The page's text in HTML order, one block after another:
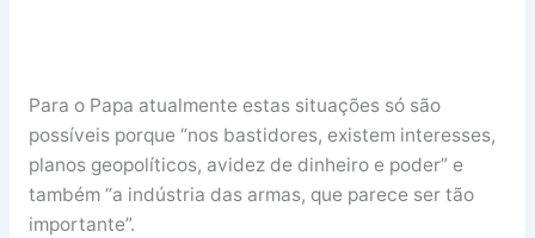
Para o Papa atualmente estas situações só são
possíveis porque “nos bastidores, existem interesses,
planos geopolíticos, avidez de dinheiro e poder” e
também “a indústria das armas, que parece ser tão
importante”.